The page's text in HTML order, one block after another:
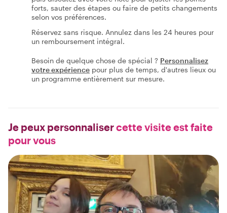
forts, sauter des étapes ou faire de petits changements
selon vos préférences.
Réservez sans risque. Annulez dans les 24 heures pour
un remboursement intégral.
Besoin de quelque chose de spécial ? Personnalisez
votre expérience pour plus de temps, d'autres lieux ou
un programme entièrement sur mesure.
Je peux personnalisercette visite est faite
pour vous